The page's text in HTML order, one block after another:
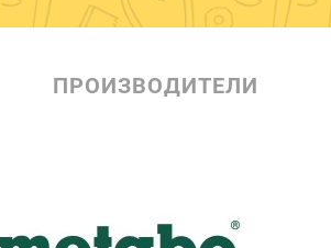
ПРОИЗВОДИТЕЛИ